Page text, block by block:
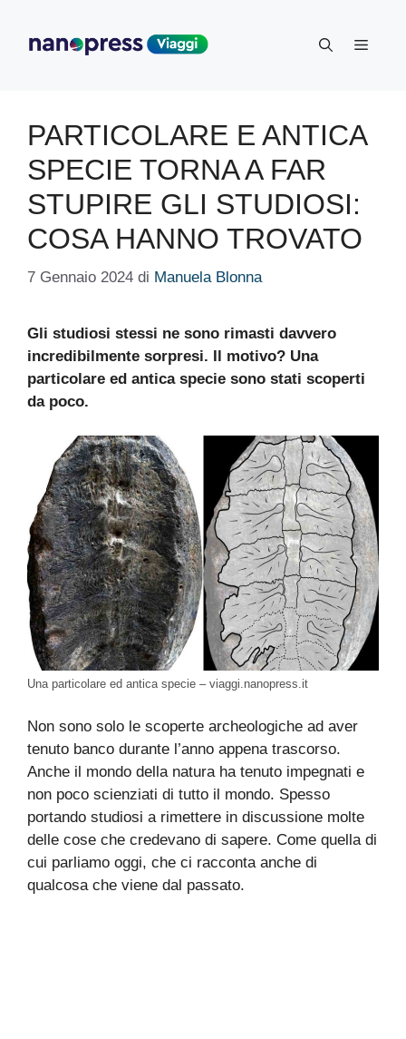
contenuto
Menu
PARTICOLARE E ANTICA
SPECIE TORNA A FAR
STUPIRE GLI STUDIOSI:
COSA HANNO TROVATO
7 Gennaio 2024 di Manuela Blonna
Gli studiosi stessi ne sono rimasti davvero
incredibilmente sorpresi. Il motivo? Una
particolare ed antica specie sono stati scoperti
da poco.
Una particolare ed antica specie – viaggi.nanopress.it
Non sono solo le scoperte archeologiche ad aver
tenuto banco durante l’anno appena trascorso.
Anche il mondo della natura ha tenuto impegnati e
non poco scienziati di tutto il mondo. Spesso
portando studiosi a rimettere in discussione molte
delle cose che credevano di sapere. Come quella di
cui parliamo oggi, che ci racconta anche di
qualcosa che viene dal passato.